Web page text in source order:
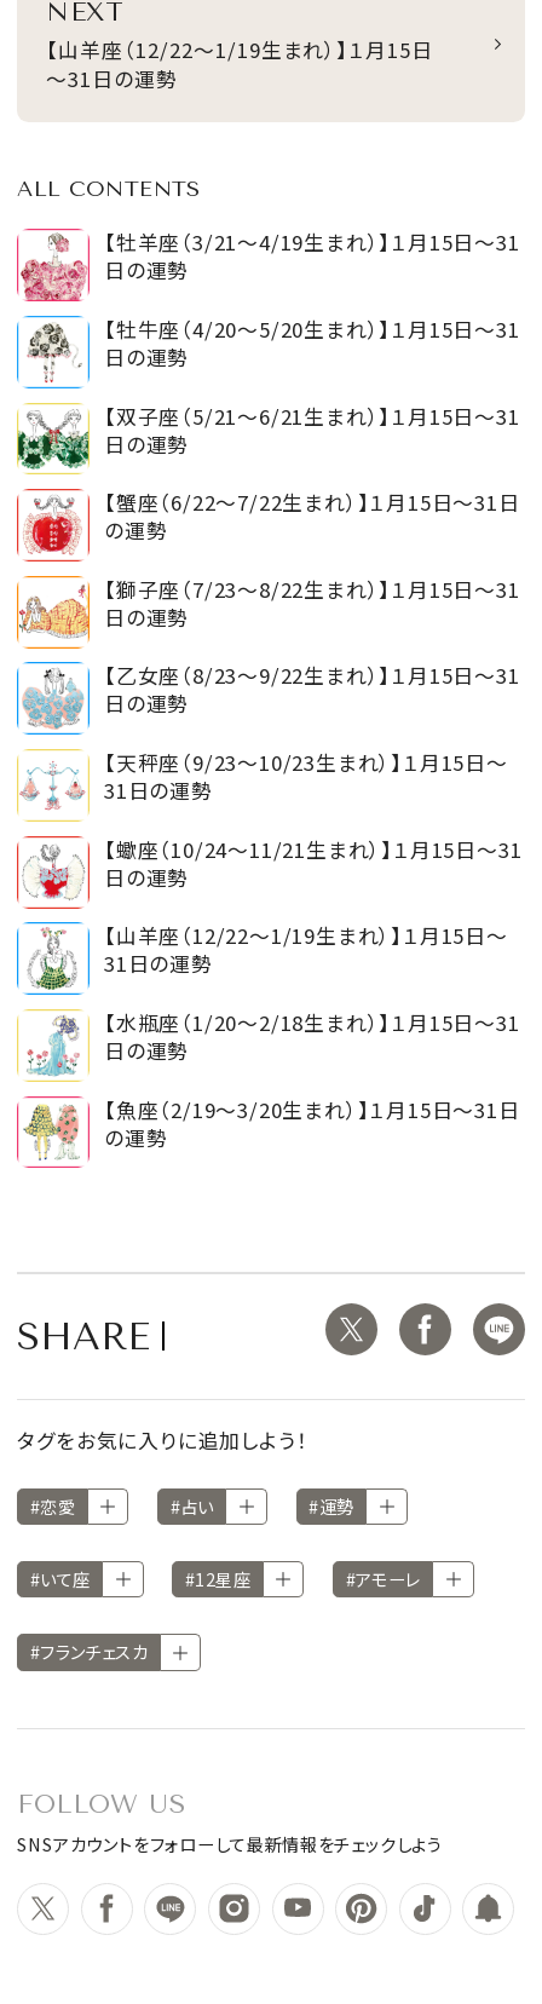
NEXT
【山羊座（12/22～1/19生まれ）】１月15日
～31日の運勢
ALL CONTENTS
【牡羊座（3/21～4/19生まれ）】１月15日～31
日の運勢
【牡牛座（4/20～5/20生まれ）】１月15日～31
日の運勢
【双子座（5/21～6/21生まれ）】１月15日～31
日の運勢
【蟹座（6/22～7/22生まれ）】１月15日～31日
の運勢
【獅子座（7/23～8/22生まれ）】１月15日～31
日の運勢
【乙女座（8/23～9/22生まれ）】１月15日～31
日の運勢
【天秤座（9/23～10/23生まれ）】１月15日～
31日の運勢
【蠍座（10/24～11/21生まれ）】１月15日～31
日の運勢
【山羊座（12/22～1/19生まれ）】１月15日～
31日の運勢
【水瓶座（1/20～2/18生まれ）】１月15日～31
日の運勢
【魚座（2/19～3/20生まれ）】１月15日～31日
の運勢
SHARE
タグをお気に入りに追加しよう！
#恋愛 #占い #運勢
#いて座 #12星座 #アモーレ
#フランチェスカ
FOLLOW US
SNSアカウントをフォローして最新情報をチェックしよう